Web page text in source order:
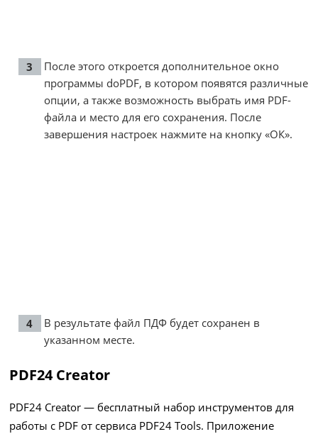
После этого откроется дополнительное окно
программы doPDF, в котором появятся различные
опции, а также возможность выбрать имя PDF-
файла и место для его сохранения. После
завершения настроек нажмите на кнопку «ОК».
В результате файл ПДФ будет сохранен в
указанном месте.
PDF24 Creator
PDF24 Creator — бесплатный набор инструментов для
работы с PDF от сервиса PDF24 Tools. Приложение